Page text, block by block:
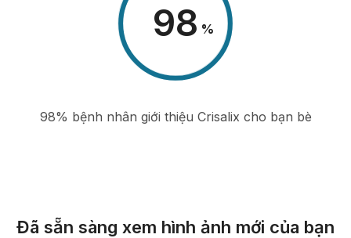
98 %
98% bệnh nhân giới thiệu Crisalix cho bạn bè
Đã sẵn sàng xem hình ảnh mới của bạn